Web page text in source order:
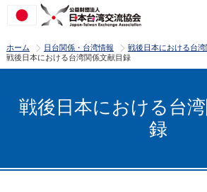
ホーム >
日台関係・台湾情報 >
戦後日本における台
戦後日本における台湾関係文献目録
戦後日本における台
録